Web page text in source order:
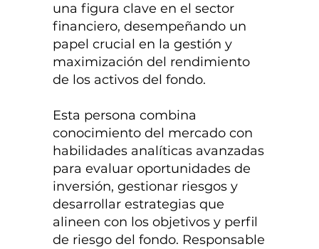
una figura clave en el sector
financiero, desempeñando un
papel crucial en la gestión y
maximización del rendimiento
de los activos del fondo.
Esta persona combina
conocimiento del mercado con
habilidades analíticas avanzadas
para evaluar oportunidades de
inversión, gestionar riesgos y
desarrollar estrategias que
alineen con los objetivos y perfil
de riesgo del fondo. Responsable